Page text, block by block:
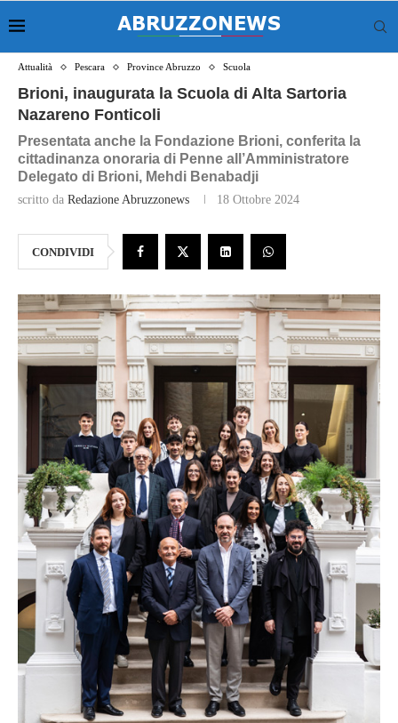
Attualità Pescara Province Abruzzo Scuola
Brioni, inaugurata la Scuola di Alta Sartoria
Nazareno Fonticoli
Presentata anche la Fondazione Brioni, conferita la
cittadinanza onoraria di Penne all’Amministratore
Delegato di Brioni, Mehdi Benabadji
scritto da Redazione Abruzzonews 18 Ottobre 2024
CONDIVIDI